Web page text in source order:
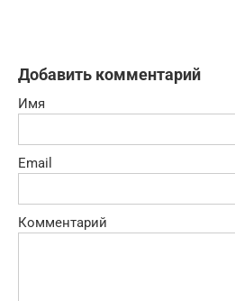
Добавить комментарий
Имя
Email
Комментарий